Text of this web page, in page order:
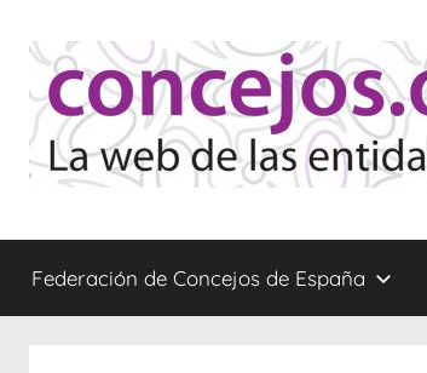
contenido
Concejos
web
de
Federación de Concejos de España